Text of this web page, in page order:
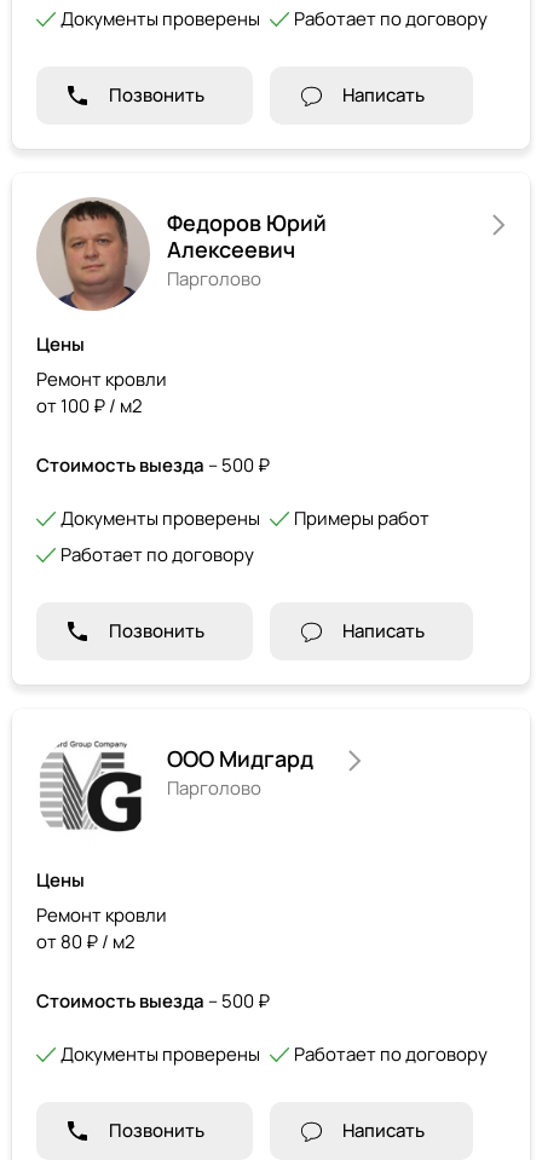
Документы проверены Работает по договору
Позвонить Написать
Федоров Юрий
Алексеевич
Парголово
Цены
Ремонт кровли
от 100 ₽ / м2
Стоимость выезда – 500 ₽
Документы проверены
Примеры работ
Работает по договору
Позвонить Написать
ООО Мидгард
Парголово
Цены
Ремонт кровли
от 80 ₽ / м2
Стоимость выезда – 500 ₽
Документы проверены Работает по договору
Позвонить Написать